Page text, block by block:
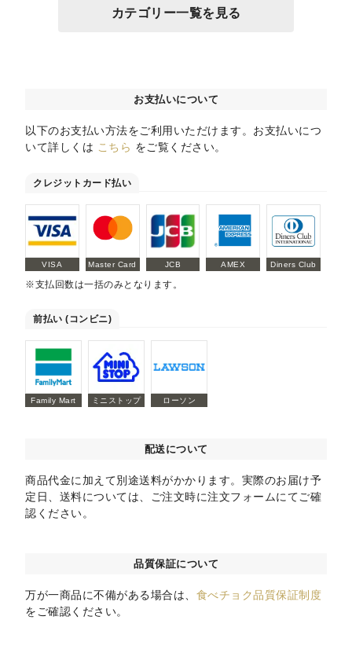
カテゴリー一覧を見る
お支払いについて
以下のお支払い方法をご利用いただけます。お支払いにつ
いて詳しくは こちら をご覧ください。
クレジットカード払い
VISA Master Card JCB AMEX Diners Club
※支払回数は一括のみとなります。
前払い (コンビニ)
Family Mart ミニストップ ローソン
配送について
商品代金に加えて別途送料がかかります。実際のお届け予
定日、送料については、ご注文時に注文フォームにてご確
認ください。
品質保証について
万が一商品に不備がある場合は、 食べチョク品質保証制度
をご確認ください。